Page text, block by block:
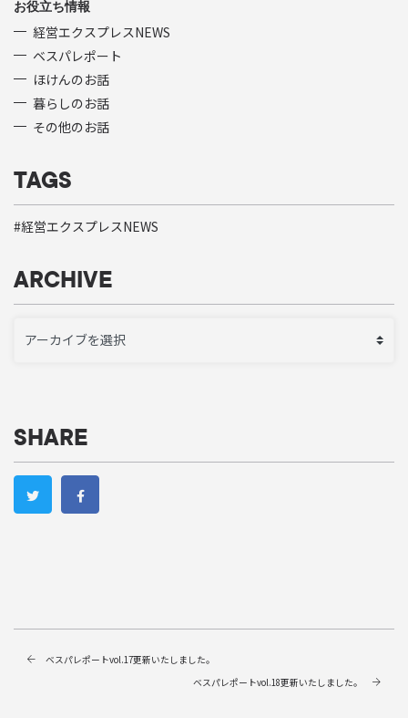
お役立ち情報
経営エクスプレスNEWS
ベスパレポート
ほけんのお話
暮らしのお話
その他のお話
TAGS
経営エクスプレスNEWS
ARCHIVE
SHARE
ベスパレポートvol.17更新いたしました。
ベスパレポートvol.18更新いたしました。